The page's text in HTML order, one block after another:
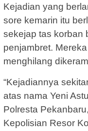
Kejadian yang
sore kemarin itu
sekejap tas korban
penjambret.
menghilang
“Kejadiannya
atas nama Yeni
Polresta
Kepolisian Resor